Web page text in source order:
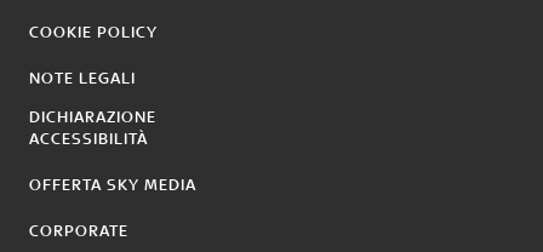
COOKIE POLICY
NOTE LEGALI
DICHIARAZIONE
ACCESSIBILITÀ
OFFERTA SKY MEDIA
CORPORATE